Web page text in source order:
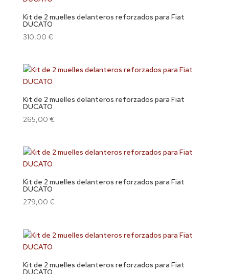
Kit de 2 muelles delanteros reforzados para Fiat
DUCATO
310,00 €
Kit de 2 muelles delanteros reforzados para Fiat
DUCATO
265,00 €
Kit de 2 muelles delanteros reforzados para Fiat
DUCATO
279,00 €
Kit de 2 muelles delanteros reforzados para Fiat
DUCATO